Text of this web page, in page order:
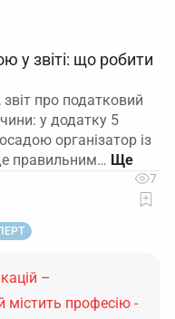
у звіті: що робити
про податковий
у додатку 5
організатор із
правильним…
7
–
містить професію -